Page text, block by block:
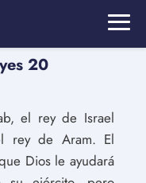
20
el rey de Israel
rey de Aram. El
Dios le ayudará